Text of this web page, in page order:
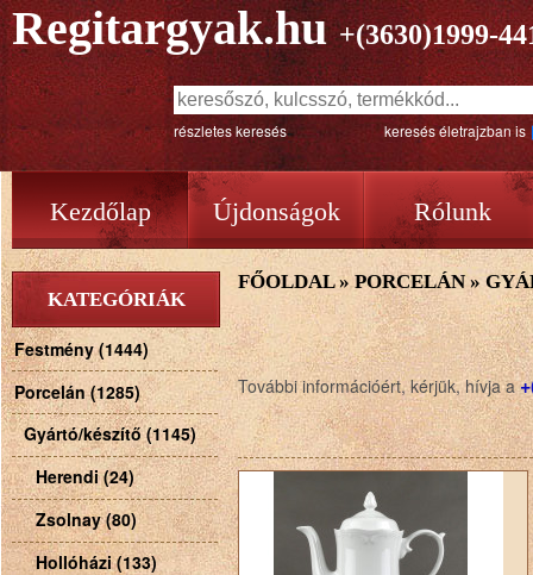
Regitargyak.hu +(3630)1999-
részletes keresés keresés életrajzban is
Kezdőlap Újdonságok Rólunk
KATEGÓRIÁK
Festmény (1444)
Porcelán (1285)
Gyártó/készítő (1145)
Herendi (24)
Zsolnay (80)
Hollóházi (133)
FŐOLDAL»PORCELÁN »
További információért, kérjük, hívja a